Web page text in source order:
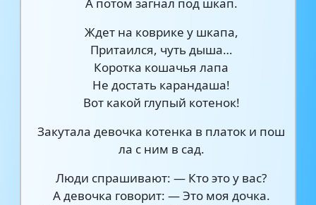
Ждет на коврике у шкапа,
Притаился, чуть дыша…
Коротка кошачья лапа
Не достать карандаша!
Вот какой глупый котенок!
Закутала девочка котенка в платок и пош
ла с ним в сад.
Люди спрашивают: — Кто это у вас?
А девочка говорит: — Это моя дочка.